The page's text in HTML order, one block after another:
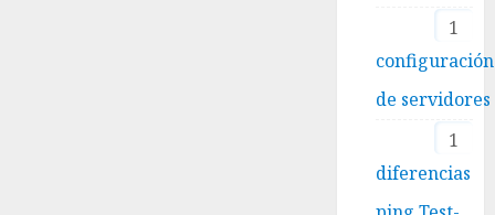
1
configuración
de servidores
1
diferencias